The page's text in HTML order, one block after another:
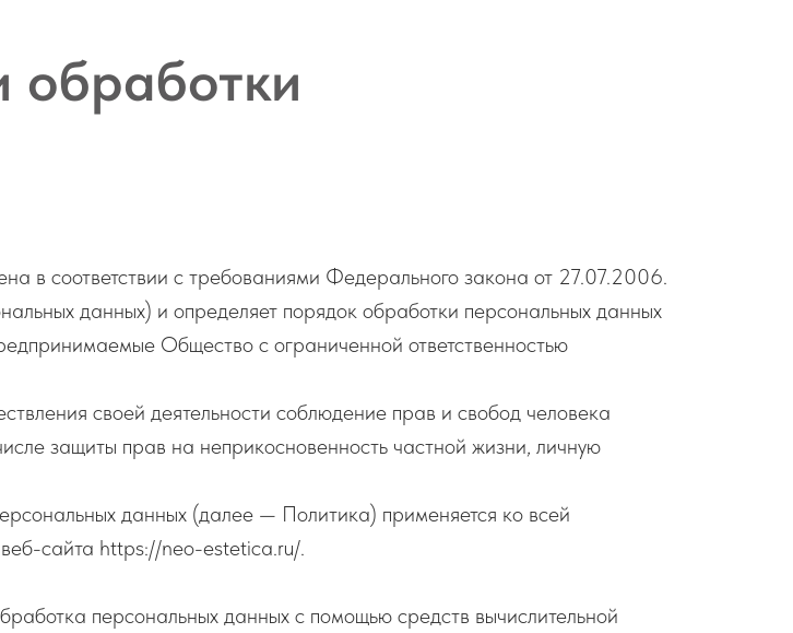
обработки
в соответствии с требованиями Федерального закона от 27.07.2006.
данных) и определяет порядок обработки персональных данных
Общество с ограниченной ответственностью
своей деятельности соблюдение прав и свобод человека
защиты прав на неприкосновенность частной жизни, личную
данных (далее — Политика) применяется ко всей
сайта https://neo-estetica.ru/.
персональных данных с помощью средств вычислительной